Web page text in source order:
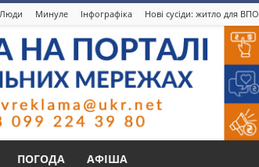
Люди Минуле Інфографіка Нові сусіди: житло для ВПО
ПОГОДА АФІША